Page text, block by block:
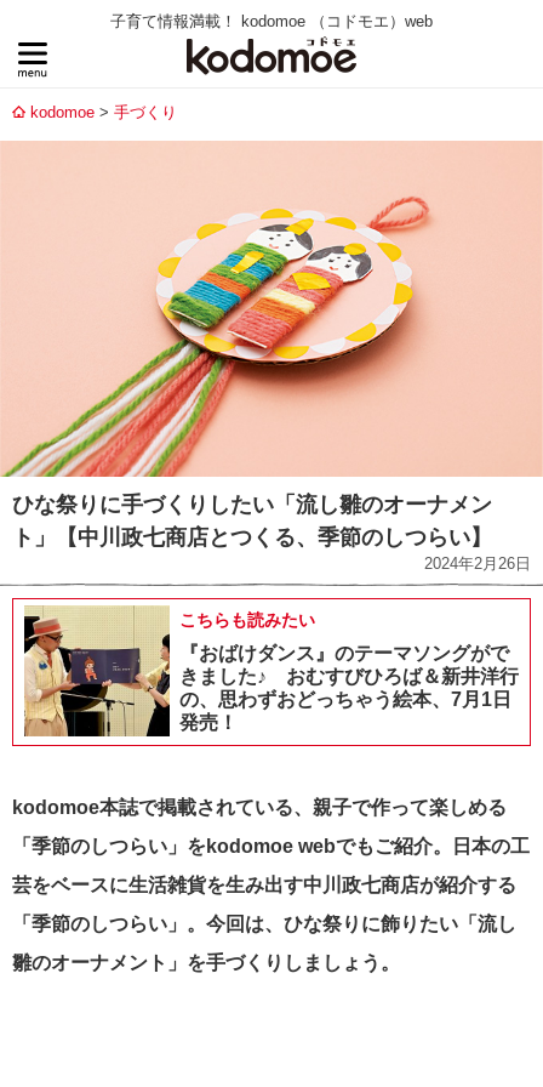
子育て情報満載！ kodomoe （コドモエ）web
kodomoe 手づくり
ひな祭りに手づくりしたい「流し雛のオーナメン
ト」【中川政七商店とつくる、季節のしつらい】
2024年2月26日
こちらも読みたい
『おばけダンス』のテーマソングがで
きました♪ おむすびひろば＆新井洋行
の、思わずおどっちゃう絵本、7月1日
発売！
kodomoe本誌で掲載されている、親子で作って楽しめる
「季節のしつらい」をkodomoe webでもご紹介。日本の工
芸をベースに生活雑貨を生み出す中川政七商店が紹介する
「季節のしつらい」。今回は、ひな祭りに飾りたい「流し
雛のオーナメント」を手づくりしましょう。